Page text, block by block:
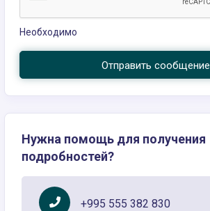
Необходимо
Отправить сообщение
Нужна помощь для получения
подробностей?
+995 555 382 830